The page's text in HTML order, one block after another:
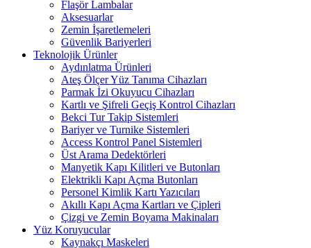
Flaşör Lambalar
Aksesuarlar
Zemin İşaretlemeleri
Güvenlik Bariyerleri
Teknolojik Ürünler
Aydınlatma Ürünleri
Ateş Ölçer Yüz Tanıma Cihazları
Parmak İzi Okuyucu Cihazları
Kartlı ve Şifreli Geçiş Kontrol Cihazları
Bekci Tur Takip Sistemleri
Bariyer ve Turnike Sistemleri
Access Kontrol Panel Sistemleri
Üst Arama Dedektörleri
Manyetik Kapı Kilitleri ve Butonları
Elektrikli Kapı Açma Butonları
Personel Kimlik Kartı Yazıcıları
Akıllı Kapı Açma Kartları ve Çipleri
Çizgi ve Zemin Boyama Makinaları
Yüz Koruyucular
Kaynakçı Maskeleri